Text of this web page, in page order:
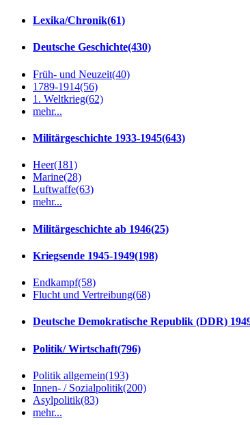
Lexika/Chronik(61)
Deutsche Geschichte(430)
Früh- und Neuzeit(40)
1789-1914(56)
1. Weltkrieg(62)
mehr...
Militärgeschichte 1933-1945(643)
Heer(181)
Marine(28)
Luftwaffe(63)
mehr...
Militärgeschichte ab 1946(25)
Kriegsende 1945-1949(198)
Endkampf(58)
Flucht und Vertreibung(68)
Deutsche Demokratische Republik (DDR)
Politik/ Wirtschaft(796)
Politik allgemein(193)
Innen- / Sozialpolitik(200)
Asylpolitik(83)
mehr...